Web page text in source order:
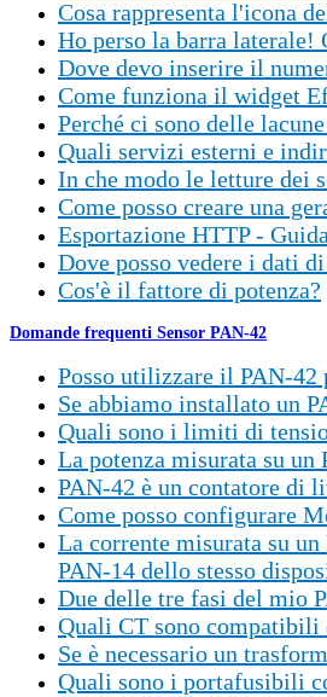
Cosa rappresenta l'icona
Ho perso la barra laterale!
Dove devo inserire il
Come funziona il widget
Perché ci sono delle
Quali servizi esterni e
In che modo le letture dei
Come posso creare una
Esportazione HTTP -
Dove posso vedere i dati
Cos'è il fattore di potenza?
Domande frequenti Sensor PAN-42
Posso utilizzare il PAN-42
Se abbiamo installato un
Quali sono i limiti di
La potenza misurata su
PAN-42 è un contatore di
Come posso configurare
La corrente misurata su
PAN-14 dello stesso
Due delle tre fasi del mio
Quali CT sono compatibili
Se è necessario un
Quali sono i portafusibili